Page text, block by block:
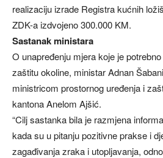
realizaciju izrade Registra kućnih
ZDK-a izdvojeno 300.000 KM.
Sastanak ministara
O unapređenju mjera koje je
zaštitu okoline, ministar Adnan
ministricom prostornog uređenja i
kantona Anelom Ajšić.
“Cilj sastanka bila je razmjena
kada su u pitanju pozitivne prakse i
zagađivanja zraka i utopljavanja,